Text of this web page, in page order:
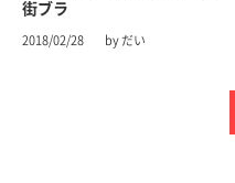
街ブラ
2018/02/28 by だい